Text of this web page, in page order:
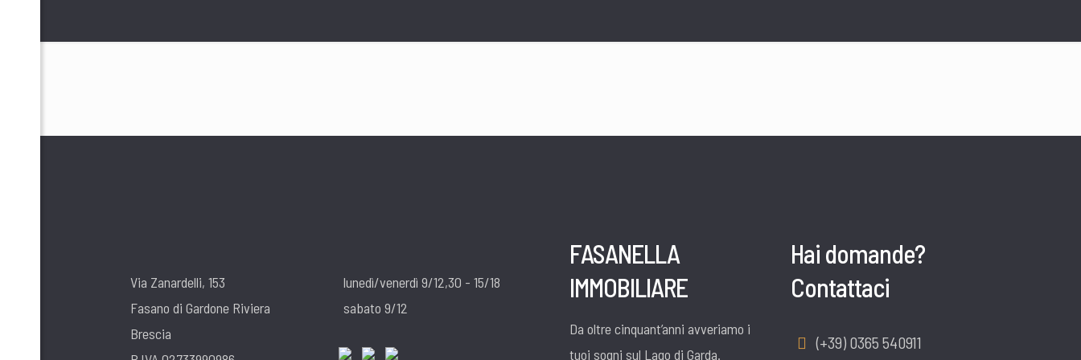
Via Zanardelli, 153
Fasano di Gardone Riviera
Brescia
lunedì/venerdì 9/12,30 - 15/18
sabato 9/12
FASANELLA
IMMOBILIARE
Da oltre cinquant’anni avveriamo i
tuoi sogni sul Lago di Garda.
Hai domande?
Contattaci
(+39) 0365 540911